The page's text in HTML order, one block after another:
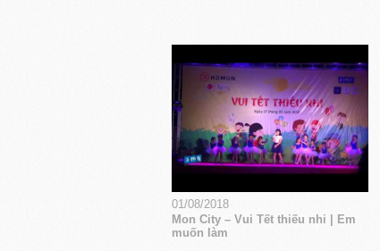
01/08/2018
Mon City – Vui Tết thiếu nhi | Em
muốn làm